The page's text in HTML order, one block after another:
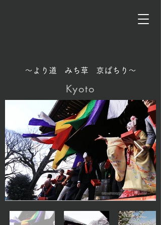
〜より道 みち草 京ぱちり〜
Kyoto